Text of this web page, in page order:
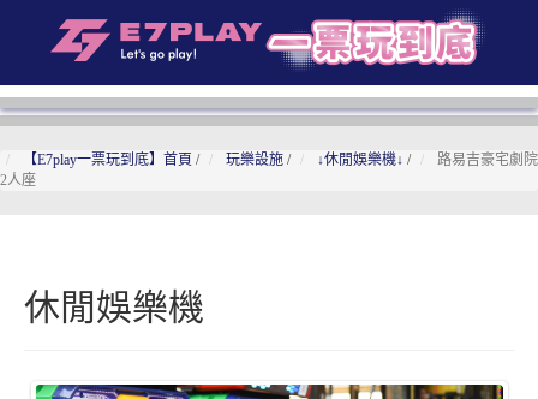
【E7play一票玩到底】首頁 / 玩樂設施 / ↓休閒娛樂機↓ /
路易吉豪宅劇院
2人座
休閒娛樂機